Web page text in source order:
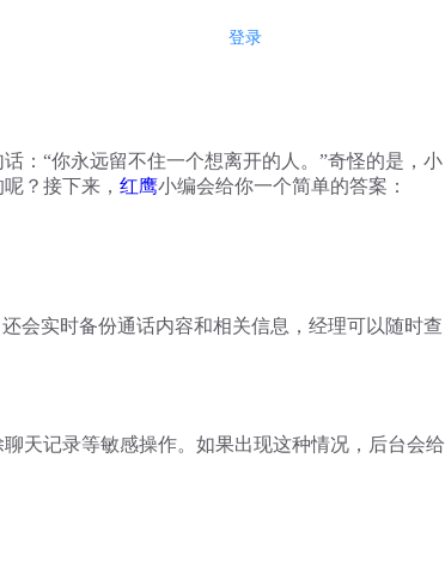
登录
： “你永远留不住一个想离开的人。 ”奇怪的是，小
？接下来， 红鹰小编会给你一个简单的答案：
会实时备份通话内容和相关信息，经理可以随时查
天记录等敏感操作。如果出现这种情况，后台会给